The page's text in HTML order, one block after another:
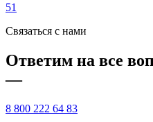
51
Связаться с нами
Ответим на все
—
8 800 222 64 83